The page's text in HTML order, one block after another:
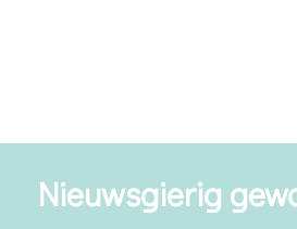
Nieuwsgierig